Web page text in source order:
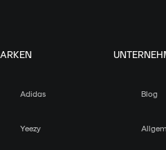
Adidas
Yeezy
Blog